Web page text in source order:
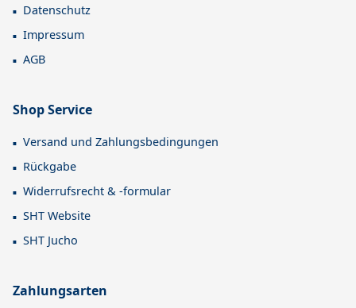
Datenschutz
Impressum
AGB
Shop Service
Versand und Zahlungsbedingungen
Rückgabe
Widerrufsrecht & -formular
SHT Website
SHT Jucho
Zahlungsarten